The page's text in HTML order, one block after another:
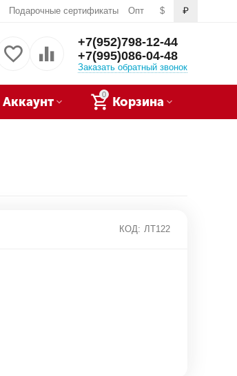
$ ₽
Подарочные сертификаты Опт
+7(952)798-12-44
+7(995)086-04-48
Заказать обратный звонок
0
Корзина
Аккаунт
КОД: ЛТ122